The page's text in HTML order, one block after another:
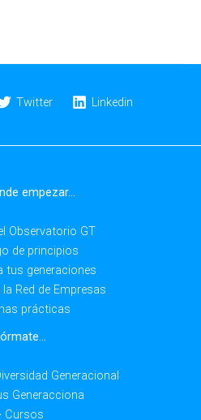
Twitter Linkedin
empezar...
Observatorio GT
de principios
tus generaciones
Red de Empresas
prácticas
Generacional
Generacciona
Cursos